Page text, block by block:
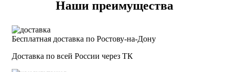
Наши преимущества
Бесплатная доставка по Ростову-на-Дону
Доставка по всей России через ТК